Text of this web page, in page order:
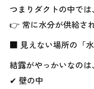
つまりダクトの中では、
👉 常に水分が供給さ
■ 見えない場所の「
結露がやっかいなのは、
✔ 壁の中